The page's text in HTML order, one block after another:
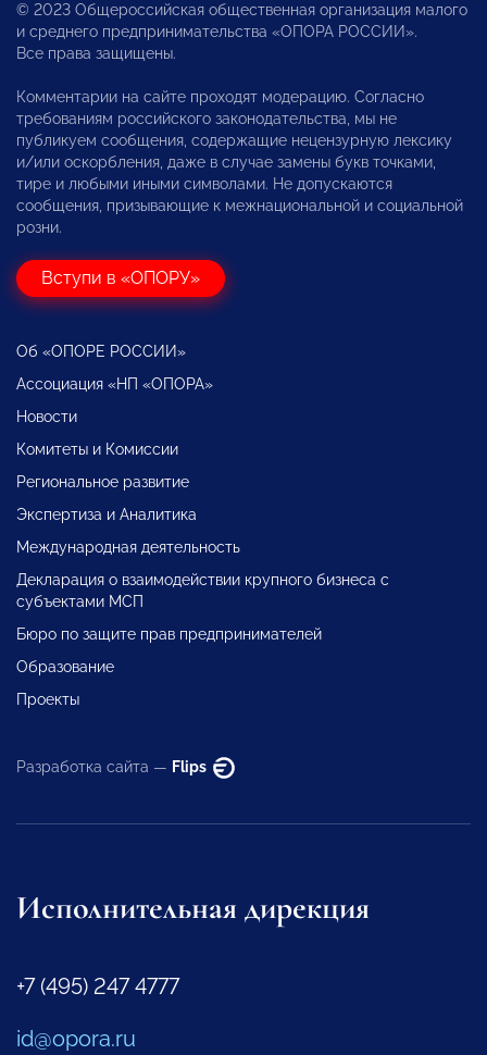
© 2023 Общероссийская общественная организация малого
и среднего предпринимательства «ОПОРА РОССИИ».
Все права защищены.
Комментарии на сайте проходят модерацию. Согласно
требованиям российского законодательства, мы не
публикуем сообщения, содержащие нецензурную лексику
и/или оскорбления, даже в случае замены букв точками,
тире и любыми иными символами. Не допускаются
сообщения, призывающие к межнациональной и социальной
розни.
Вступи в «ОПОРУ»
Об «ОПОРЕ РОССИИ»
Ассоциация «НП «ОПОРА»
Новости
Комитеты и Комиссии
Региональное развитие
Экспертиза и Аналитика
Международная деятельность
Декларация о взаимодействии крупного бизнеса с
субъектами МСП
Бюро по защите прав предпринимателей
Образование
Проекты
Разработка сайта — Flips
Исполнительная дирекция
+7 (495) 247 4777
id@opora.ru